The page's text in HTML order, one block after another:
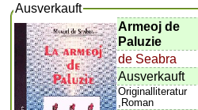
Ausverkauft
Armeoj de
Paluzie
de Seabra
Ausverkauft
Originalliteratur
,Roman